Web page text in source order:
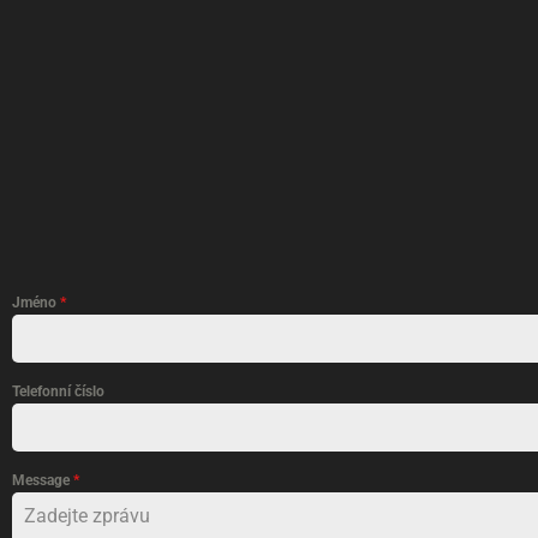
Jméno *
Telefonní číslo
Message *